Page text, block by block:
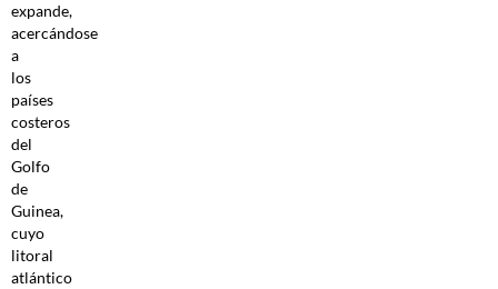
expande,
acercándose
a
los
países
costeros
del
Golfo
de
Guinea,
cuyo
litoral
atlántico